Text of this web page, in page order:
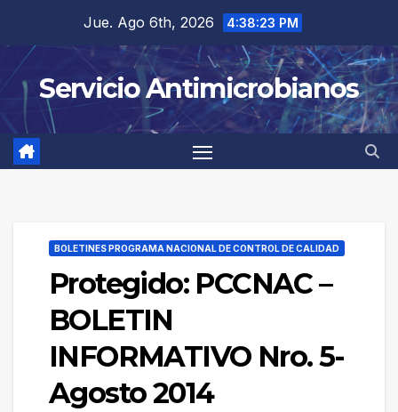
contenido
Jue. Ago 6th, 2026 4:38:23 PM
Servicio Antimicrobianos
BOLETINES PROGRAMA NACIONAL DE CONTROL DE CALIDAD
Protegido: PCCNAC –
BOLETIN
INFORMATIVO Nro. 5-
Agosto 2014